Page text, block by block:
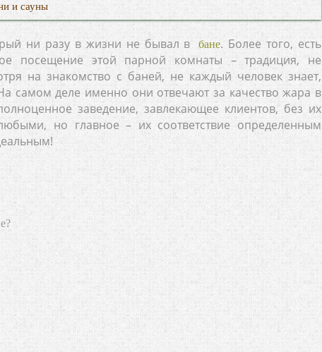
и сауны
ни разу в жизни не бывал в бане. Более того, есть
посещение этой парной комнаты – традиция, не
на знакомство с баней, не каждый человек знает,
самом деле именно они отвечают за качество жара в
заведение, завлекающее клиентов, без их
но главное – их соответствие определенным